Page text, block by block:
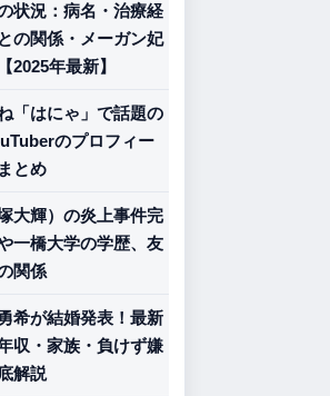
状況：病名・治療経
の関係・メーガン妃
2025年最新】
「はにゃ」で話題の
のプロフィー
とめ
大輝）の炎上事件完
一橋大学の学歴、友
関係
希が結婚発表！最新
収・家族・負けず嫌
解説